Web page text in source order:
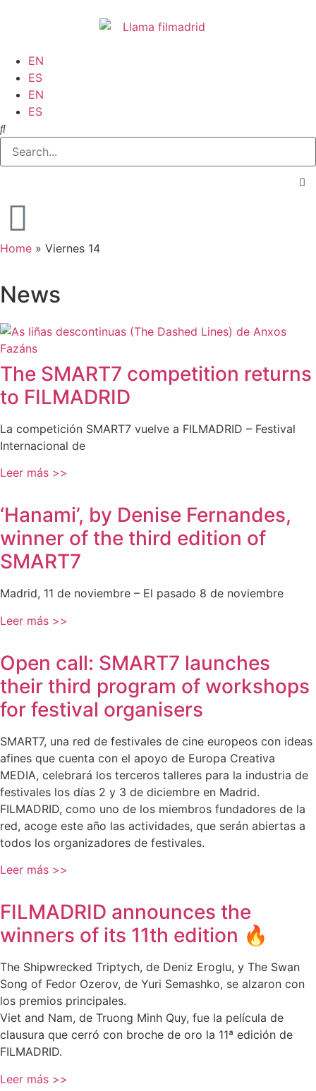
EN
ES
EN
ES
Home » Viernes 14
News
The SMART7 competition returns
to FILMADRID
La competición SMART7 vuelve a FILMADRID – Festival
Internacional de
Leer más >>
‘Hanami’, by Denise Fernandes,
winner of the third edition of
SMART7
Madrid, 11 de noviembre – El pasado 8 de noviembre
Leer más >>
Open call: SMART7 launches
their third program of workshops
for festival organisers
SMART7, una red de festivales de cine europeos con ideas
afines que cuenta con el apoyo de Europa Creativa
MEDIA, celebrará los terceros talleres para la industria de
festivales los días 2 y 3 de diciembre en Madrid.
FILMADRID, como uno de los miembros fundadores de la
red, acoge este año las actividades, que serán abiertas a
todos los organizadores de festivales.
Leer más >>
FILMADRID announces the
winners of its 11th edition 🔥
The Shipwrecked Triptych, de Deniz Eroglu, y The Swan
Song of Fedor Ozerov, de Yuri Semashko, se alzaron con
los premios principales.
Viet and Nam, de Truong Minh Quy, fue la película de
clausura que cerró con broche de oro la 11ª edición de
FILMADRID.
Leer más >>